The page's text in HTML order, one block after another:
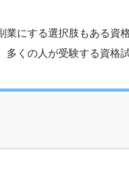
業にする選択肢もある資
くの人が受験する資格